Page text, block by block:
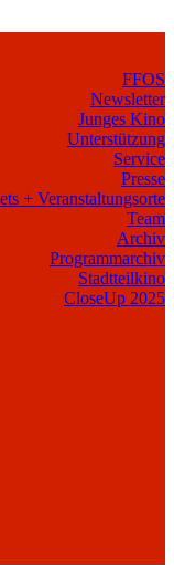
FFOS
Newsletter
Junges Kino
Unterstützung
Service
Presse
+ Veranstaltungsorte
Team
Archiv
Programmarchiv
Stadtteilkino
CloseUp 2025